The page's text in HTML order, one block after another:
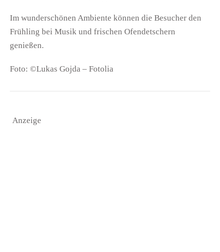
Im wunderschönen Ambiente können die Besucher den
Frühling bei Musik und frischen Ofendetschern
genießen.
Foto: ©Lukas Gojda – Fotolia
Anzeige